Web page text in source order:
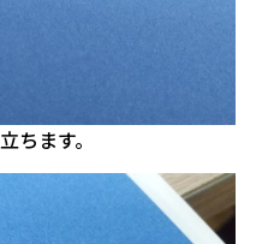
ます。